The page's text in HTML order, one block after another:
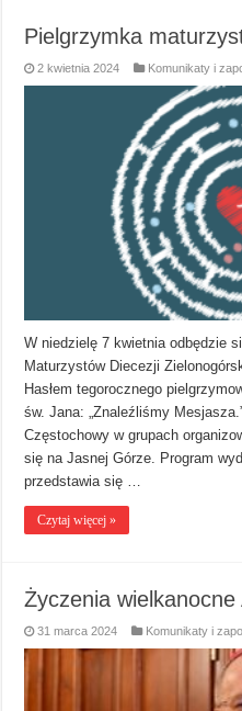
Pielgrzymka
2 kwietnia 2024 Komunikaty i
W niedzielę 7 kwietnia odbędzie
Maturzystów Diecezji
Hasłem tegorocznego
św. Jana: „Znaleźliśmy
Częstochowy w grupach
się na Jasnej Górze. Program
przedstawia się …
Czytaj więcej »
Życzenia
31 marca 2024 Komunikaty i